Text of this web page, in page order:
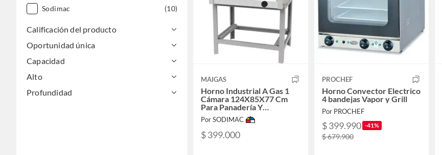
Sodimac
(10)
Calificación del producto
Oportunidad única
Capacidad
Alto
Profundidad
MAIGAS
Horno Industrial A Gas 1
Cámara 124X85X77 Cm
Para Panadería Y
Pastelería
Por SODIMAC
$ 399.000
PROCHEF
Horno Convector Electrico
4 bandejas Vapor y Grill
Por PROCHEF
$ 399.990 -41%
$ 679.900